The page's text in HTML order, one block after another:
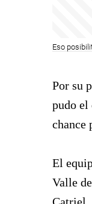
Eso
Por su
pudo el
chance
El
Valle